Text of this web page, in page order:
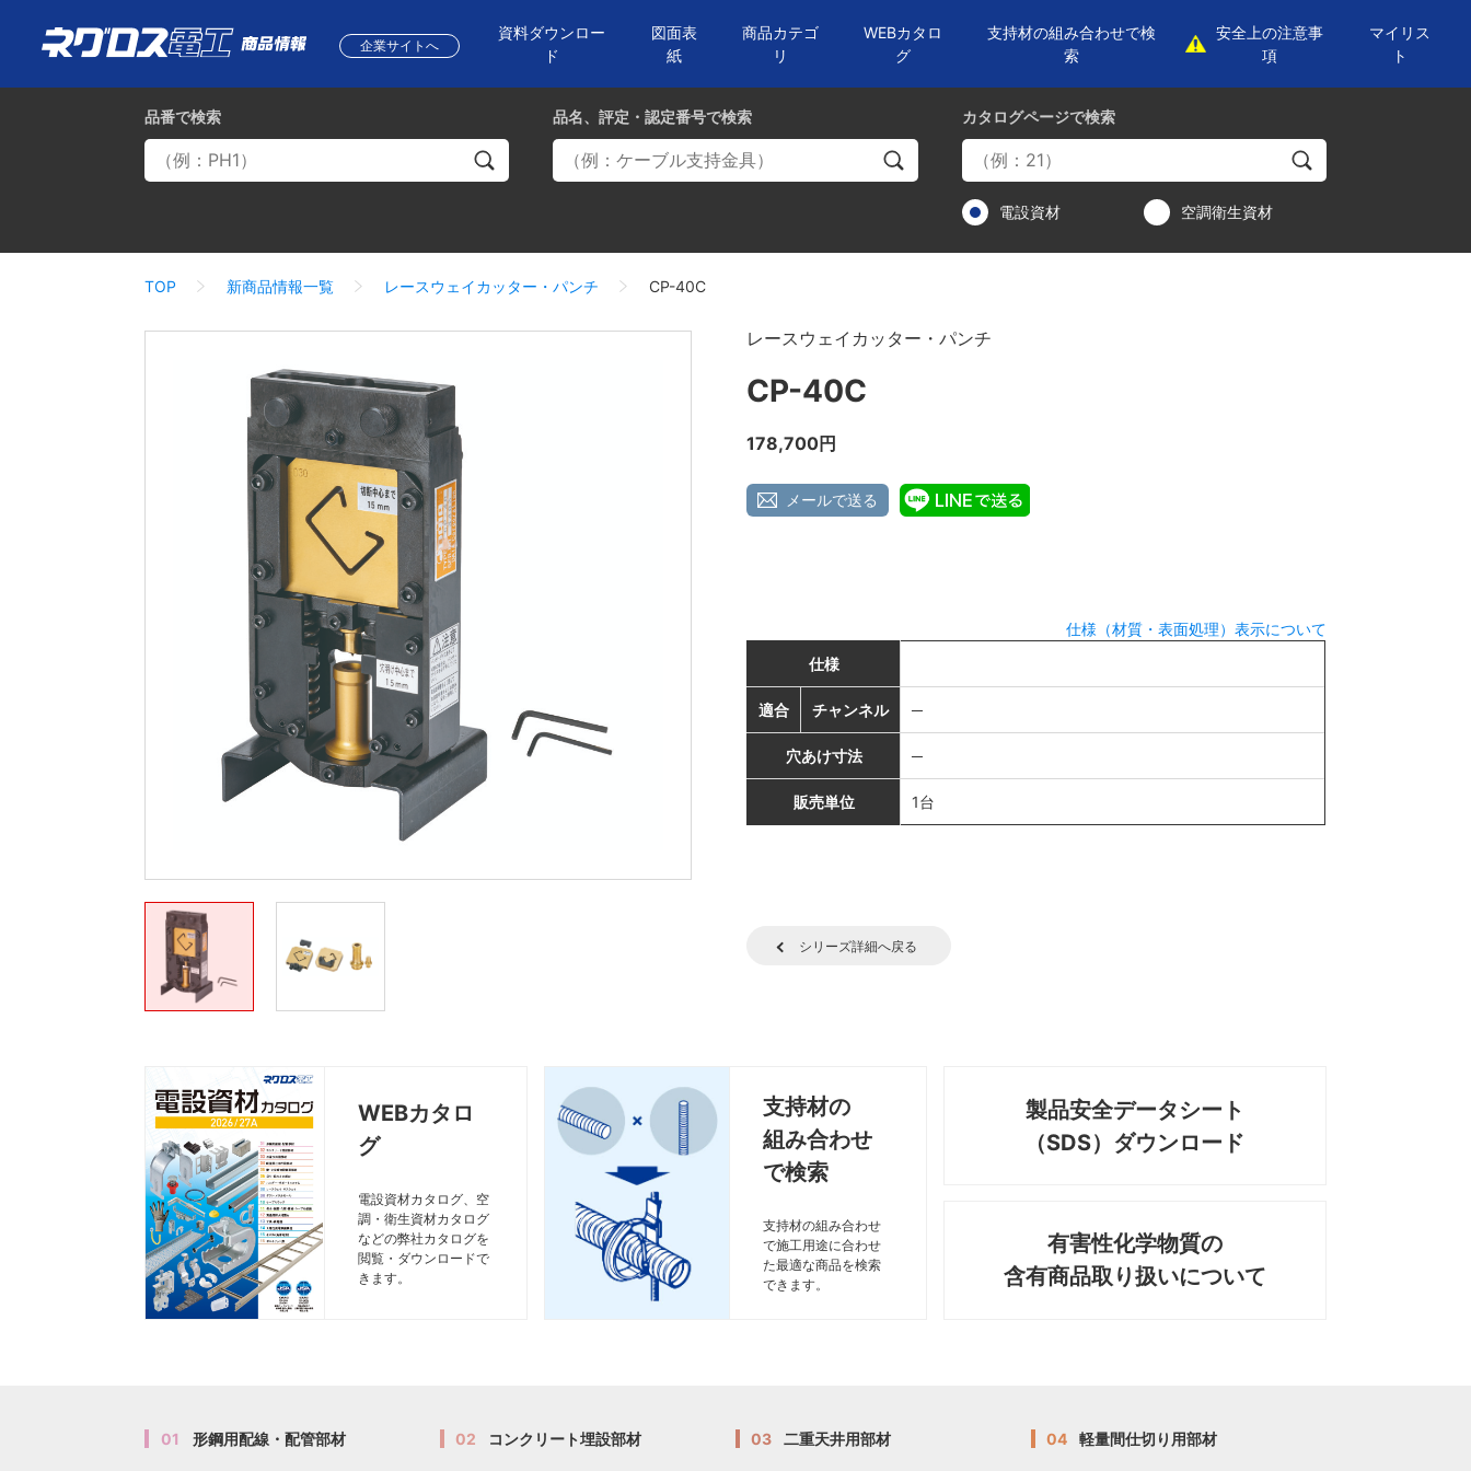
企業サイトへ
資料ダウンロー
ド
図面表
紙
商品カテゴ
リ
WEBカタロ
グ
支持材の組み合わせで検
索
安全上の注意事
項
マイリス
ト
品番で検索 カタログページで検索
電設資材 空調衛生資材
品名、評定・認定番号で検索
TOP 新商品情報一覧 レースウェイカッター・パンチ CP-40C
レースウェイカッター・パンチ
CP-40C
178,700円
メールで送る
仕様（材質・表面処理）表示について
仕様
適合 チャンネル ─
穴あけ寸法 ─
販売単位 1台
シリーズ詳細へ戻る
WEBカタロ
グ
電設資材カタログ、空
調・衛生資材カタログ
などの弊社カタログを
閲覧・ダウンロードで
きます。
支持材の
組み合わせ
で検索
支持材の組み合わせ
で施工用途に合わせ
た最適な商品を検索
できます。
製品安全データシート
（SDS）ダウンロード
有害性化学物質の
含有商品取り扱いについて
01 形鋼用配線・配管部材 02 コンクリート埋設部材 03 二重天井用部材 04 軽量間仕切り用部材